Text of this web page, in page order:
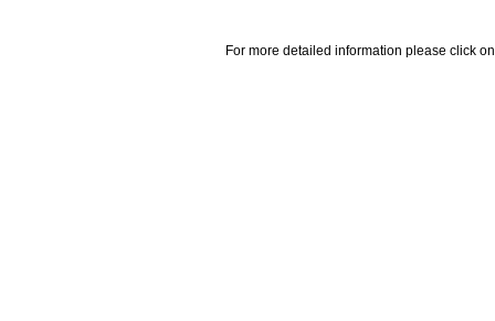
For more detailed information please click